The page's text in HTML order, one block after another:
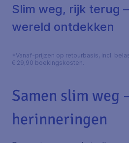
Slim weg, rijk terug
wereld ontdekken
*Vanaf-prijzen op retourbasis, incl.
€ 29,90 boekingskosten.
Samen slim weg
herinneringen